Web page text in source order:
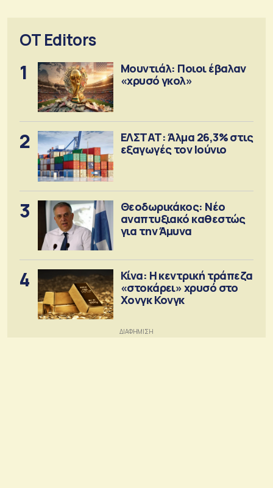
OT Editors
1
Μουντιάλ: Ποιοι έβαλαν
«χρυσό γκολ»
2
ΕΛΣΤΑΤ: Άλμα 26,3% στις
εξαγωγές τον Ιούνιο
3
Θεοδωρικάκος: Νέο
αναπτυξιακό καθεστώς
για την Άμυνα
4
Κίνα: Η κεντρική τράπεζα
«στοκάρει» χρυσό στο
Χονγκ Κονγκ